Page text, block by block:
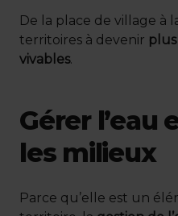
De la place de village à
territoires à devenir
vivables.
Gérer l’eau
les milieux
Parce qu’elle est un